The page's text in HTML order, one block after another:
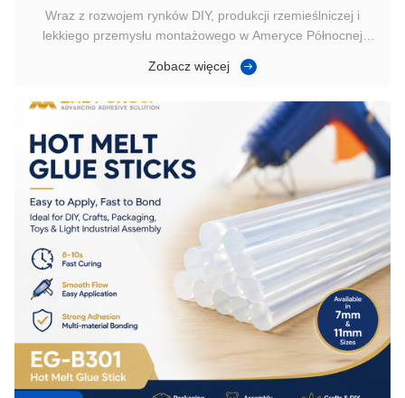
popularne w północnoamerykańskiej produkcji
rzemieślniczej
Wraz z rozwojem rynków DIY, produkcji rzemieślniczej i
lekkiego przemysłu montażowego w Ameryce Północnej
łatwych w użyciu rozwiązań w zakresie klejenia. W
specjalistycznego sprzętu lub skomplikowany...
Zobacz więcej